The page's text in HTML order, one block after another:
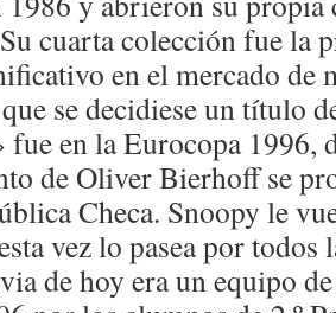
cuarta colección fue la
en el mercado de
se decidiese un título
fue en la Eurocopa 1996,
de Oliver Bierhoff se
Checa. Snoopy le
vez lo pasea por todos
de hoy era un equipo